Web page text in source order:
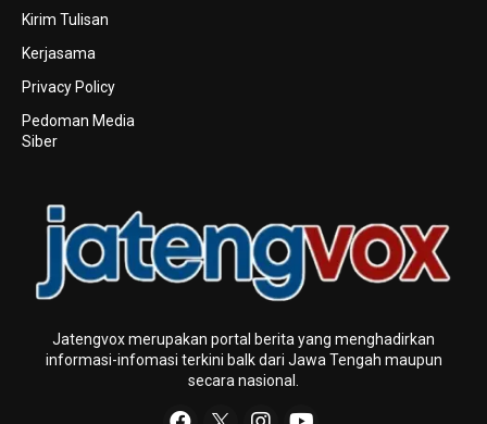
Kirim Tulisan
Kerjasama
Privacy Policy
Pedoman Media
Siber
Jatengvox merupakan portal berita yang menghadirkan
informasi-infomasi terkini baIk dari Jawa Tengah maupun
secara nasional.